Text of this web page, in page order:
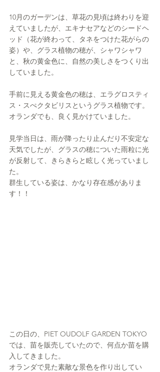
10月のガーデンは、草花の見頃は終わりを迎
えていましたが、エキナセアなどのシードヘ
ッド（花が終わって、タネをつけた花がらの
姿）や、グラス植物の穂が、シャワシャワ
と、秋の黄金色に、自然の美しさをつくり出
していました。
手前に見える黄金色の穂は、エラグロスティ
ス・スぺクタビリスというグラス植物です。
オランダでも、良く見かけていました。
見学当日は、雨が降ったり止んだり不安定な
天気でしたが、グラスの穂についた雨粒に光
が反射して、きらきらと眩しく光っていまし
た。
群生している姿は、かなり存在感がありま
す！！
この日の、PIET OUDOLF GARDEN TOKYO
では、苗を販売していたので、何点か苗を購
入してきました。
オランダで見た素敵な景色を作り出してい